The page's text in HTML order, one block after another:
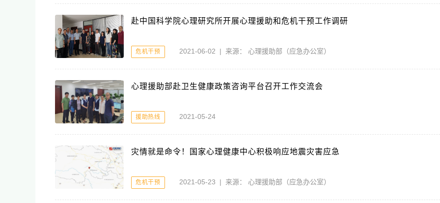
赴中国科学院心理研究所开展心理援助和危机干预工作调研
危机干预 2021-06-02 | 来源： 心理援助部（应急办公室）
心理援助部赴卫生健康政策咨询平台召开工作交流会
援助热线 2021-05-24
灾情就是命令！国家心理健康中心积极响应地震灾害应急
危机干预 2021-05-23 | 来源： 心理援助部（应急办公室）